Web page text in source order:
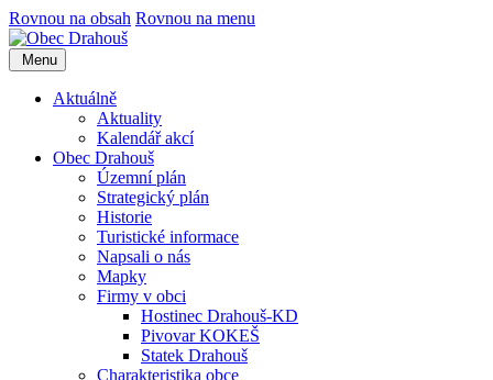
Rovnou na obsah Rovnou na menu
Menu
Aktuálně
Aktuality
Kalendář akcí
Obec Drahouš
Územní plán
Strategický plán
Historie
Turistické informace
Napsali o nás
Mapky
Firmy v obci
Hostinec Drahouš-KD
Pivovar KOKEŠ
Statek Drahouš
Charakteristika obce